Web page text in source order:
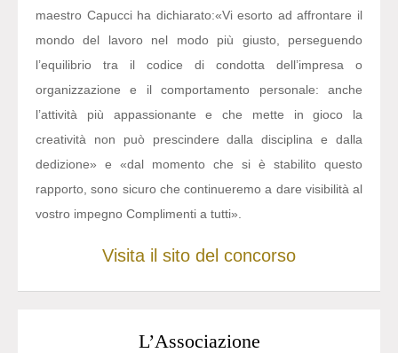
maestro Capucci ha dichiarato:«Vi esorto ad affrontare il
mondo del lavoro nel modo più giusto, perseguendo
l’equilibrio tra il codice di condotta dell’impresa o
organizzazione e il comportamento personale: anche
l’attività più appassionante e che mette in gioco la
creatività non può prescindere dalla disciplina e dalla
dedizione» e «dal momento che si è stabilito questo
rapporto, sono sicuro che continueremo a dare visibilità al
vostro impegno Complimenti a tutti».
Visita il sito del concorso
L’Associazione